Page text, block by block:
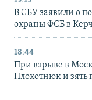
В СБУ заявили о
охраны ФСБ в
18:44
При взрыве в
Плохотнюк и зять